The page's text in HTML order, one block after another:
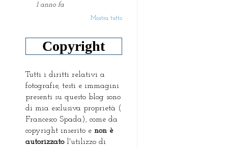
1 anno fa
Mostra tutto
Copyright
Tutti i diritti relativi a
fotografie, testi e immagini
presenti su questo blog sono
di mia esclusiva proprietà (
Francesco Spada), come da
copyright inserito e non è
autorizzatol'utilizzo di